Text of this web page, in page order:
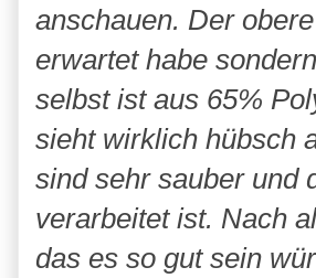
anschauen. Der
erwartet habe
selbst ist aus 65%
sieht wirklich hübsch
sind sehr sauber und
verarbeitet ist. Nach
das es so gut sein